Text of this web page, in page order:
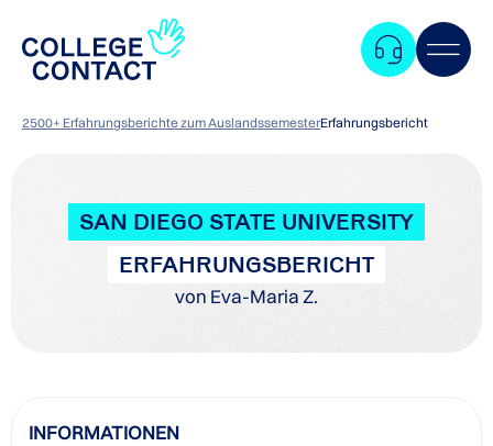
2500+ Erfahrungsberichte zum AuslandssemesterErfahrungsbericht
SAN DIEGO STATE UNIVERSITY
ERFAHRUNGSBERICHT
von Eva-Maria Z.
INFORMATIONEN